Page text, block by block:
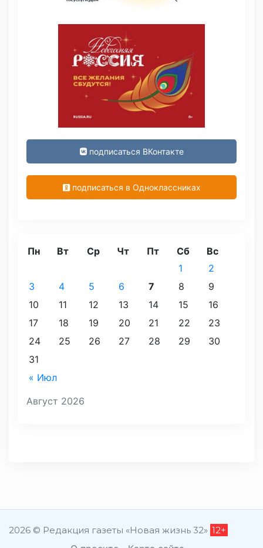
подписаться ВКонтакте
подписаться в Одноклассниках
Август 2026
Пн Вт Ср Чт Пт Сб Вс
« Июл
1
2
3
4 5 6 7 8
9
10
11 12 13 14 15
16
17
18 19 20 21 22
23
24
25 26 27 28 29
30
31
2026 © Редакция газеты «Новая жизнь 32» 12+